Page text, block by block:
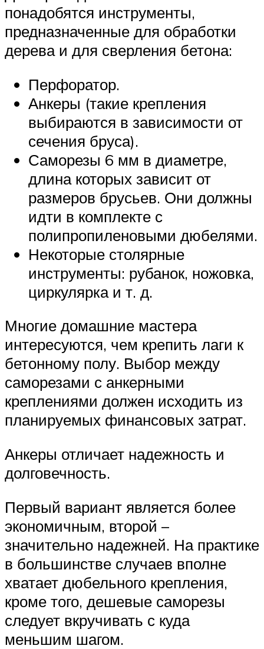
понадобятся инструменты,
предназначенные для обработки
дерева и для сверления бетона:
Перфоратор.
Анкеры (такие крепления
выбираются в зависимости от
сечения бруса).
Саморезы 6 мм в диаметре,
длина которых зависит от
размеров брусьев. Они должны
идти в комплекте с
полипропиленовыми дюбелями.
Некоторые столярные
инструменты: рубанок, ножовка,
циркулярка и т. д.
Многие домашние мастера
интересуются, чем крепить лаги к
бетонному полу. Выбор между
саморезами с анкерными
креплениями должен исходить из
планируемых финансовых затрат.
Анкеры отличает надежность и
долговечность.
Первый вариант является более
экономичным, второй –
значительно надежней. На практике
в большинстве случаев вполне
хватает дюбельного крепления,
кроме того, дешевые саморезы
следует вкручивать с куда
меньшим шагом.